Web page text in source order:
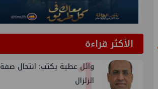
الأكثر قراءة
وائل عطية يكتب: انتحال صفة
الزلزال